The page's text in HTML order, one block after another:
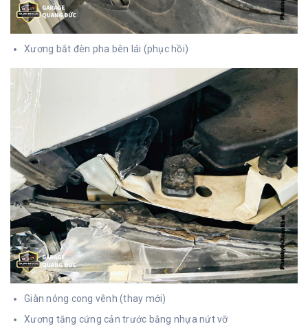
Xương bắt đèn pha bên lái (phục hồi)
Giàn nóng cong vênh (thay mới)
Xương tăng cứng cản trước bằng nhựa nứt vỡ